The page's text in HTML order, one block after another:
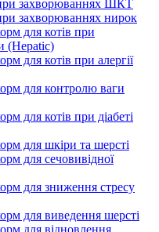
захворюваннях ШКТ
захворюваннях нирок
для котів при
(Hepatic)
для котів при алергії
для контролю ваги
для котів при діабеті
для шкіри та шерсті
для сечовивідної
для зниження стресу
для виведення шерсті
для відновлення